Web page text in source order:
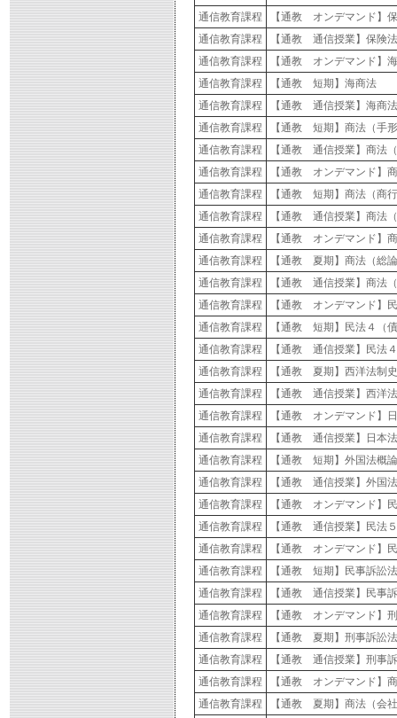
通信教育課程
【通教 オンデマンド】
通信教育課程
【通教 通信授業】保険法
通信教育課程
【通教 オンデマンド】
通信教育課程
【通教 短期】海商法
通信教育課程
【通教 通信授業】海商法
通信教育課程
【通教 短期】商法（手
通信教育課程
【通教 通信授業】商法
通信教育課程
【通教 オンデマンド】
通信教育課程
【通教 短期】商法（商
通信教育課程
【通教 通信授業】商法
通信教育課程
【通教 オンデマンド】
通信教育課程
【通教 夏期】商法（総
通信教育課程
【通教 通信授業】商法
通信教育課程
【通教 オンデマンド】
通信教育課程
【通教 短期】民法４（
通信教育課程
【通教 通信授業】民法
通信教育課程
【通教 夏期】西洋法制史
通信教育課程
【通教 通信授業】西洋
通信教育課程
【通教 オンデマンド】
通信教育課程
【通教 通信授業】日本
通信教育課程
【通教 短期】外国法概
通信教育課程
【通教 通信授業】外国
通信教育課程
【通教 オンデマンド】
通信教育課程
【通教 通信授業】民法
通信教育課程
【通教 オンデマンド】
通信教育課程
【通教 短期】民事訴訟法
通信教育課程
【通教 通信授業】民事
通信教育課程
【通教 オンデマンド】
通信教育課程
【通教 夏期】刑事訴訟法
通信教育課程
【通教 通信授業】刑事
通信教育課程
【通教 オンデマンド】
通信教育課程
【通教 夏期】商法（会